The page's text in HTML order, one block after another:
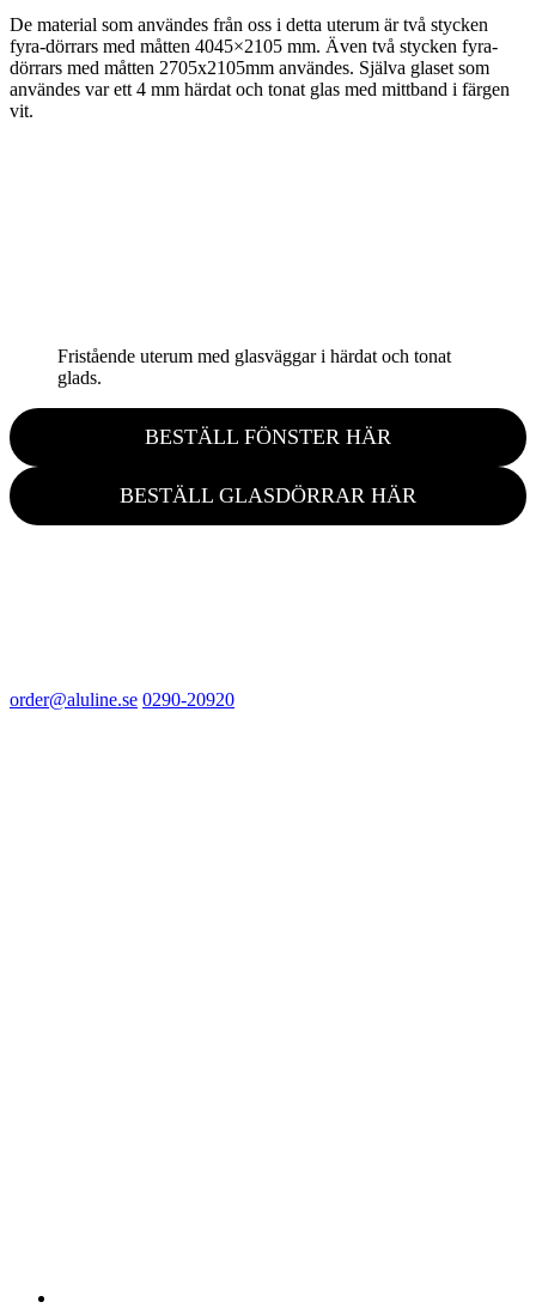
De material som användes från oss i detta uterum är två stycken
fyra-dörrars med måtten 4045×2105 mm. Även två stycken fyra-
dörrars med måtten 2705x2105mm användes. Själva glaset som
användes var ett 4 mm härdat och tonat glas med mittband i färgen
vit.
Fristående uterum med glasväggar i härdat och tonat
glads.
BESTÄLL FÖNSTER HÄR
BESTÄLL GLASDÖRRAR HÄR
order@aluline.se 0290-20920